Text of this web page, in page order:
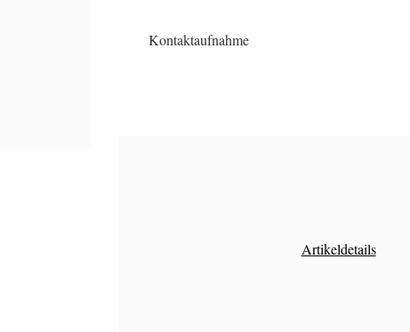
Kontaktaufnahme
Artikeldetails